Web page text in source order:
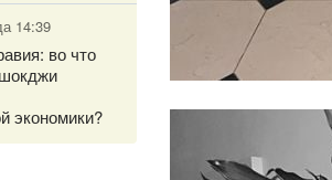
14:39
во что
экономики?